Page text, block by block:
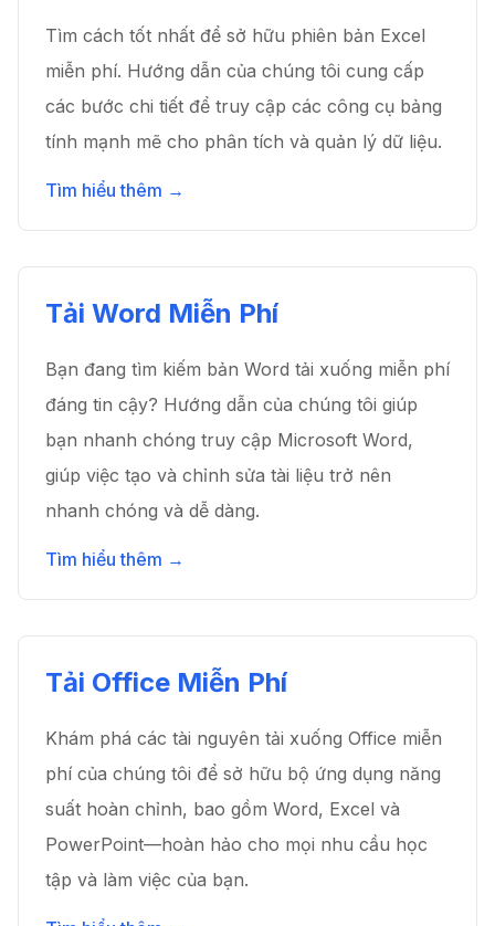
Tìm cách tốt nhất để sở hữu phiên bản Excel
miễn phí. Hướng dẫn của chúng tôi cung cấp
các bước chi tiết để truy cập các công cụ bảng
tính mạnh mẽ cho phân tích và quản lý dữ liệu.
Tìm hiểu thêm →
Tải Word Miễn Phí
Bạn đang tìm kiếm bản Word tải xuống miễn phí
đáng tin cậy? Hướng dẫn của chúng tôi giúp
bạn nhanh chóng truy cập Microsoft Word,
giúp việc tạo và chỉnh sửa tài liệu trở nên
nhanh chóng và dễ dàng.
Tìm hiểu thêm →
Tải Office Miễn Phí
Khám phá các tài nguyên tải xuống Office miễn
phí của chúng tôi để sở hữu bộ ứng dụng năng
suất hoàn chỉnh, bao gồm Word, Excel và
PowerPoint—hoàn hảo cho mọi nhu cầu học
tập và làm việc của bạn.